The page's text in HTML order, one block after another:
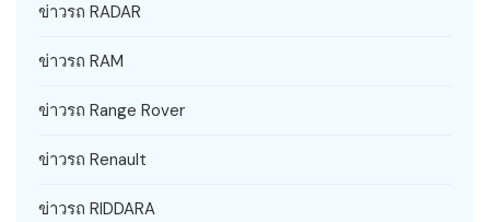
ข่าวรถ RADAR
ข่าวรถ RAM
ข่าวรถ Range Rover
ข่าวรถ Renault
ข่าวรถ RIDDARA